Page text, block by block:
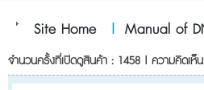
Site Home | Manual of
จำนวนครั้งที่เปิดดูสินค้า : 1458 | ความคิดเห็